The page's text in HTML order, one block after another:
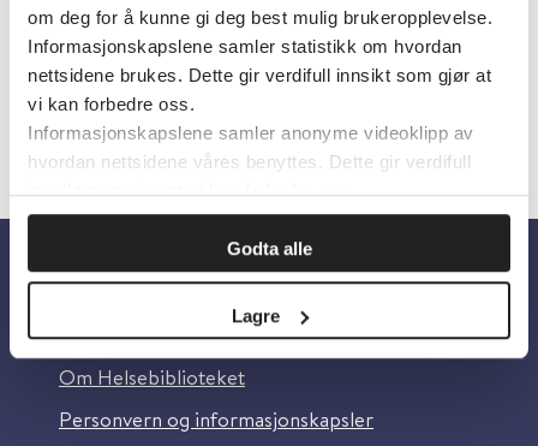
om deg for å kunne gi deg best mulig brukeropplevelse.
Informasjonskapslene samler statistikk om hvordan
nettsidene brukes. Dette gir verdifull innsikt som gjør at
vi kan forbedre oss.
Informasjonskapslene samler anonyme videoklipp av
hvordan nettsidene våres benyttes. Dette gir verdifull
innsikt som gjør at vi kan forbedre oss.
Godta alle
Lagre
Språk:Norsk
Om Helsebiblioteket
Personvern og informasjonskapsler